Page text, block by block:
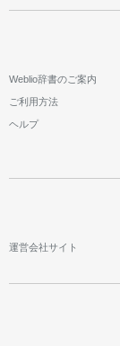
Weblio辞書のご案内
ご利用方法
ヘルプ
運営会社サイト